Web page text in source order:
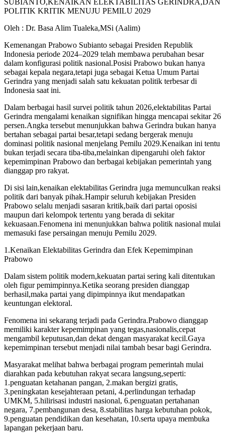
SUBIANTO,KENAIKAN ELEKTABILITAS GERINDRA,DAN
POLITIK KRITIK MENUJU PEMILU 2029
Oleh : Dr. Basa Alim Tualeka,MSi (Aalim)
Kemenangan Prabowo Subianto sebagai Presiden Republik
Indonesia periode 2024–2029 telah membawa perubahan besar
dalam konfigurasi politik nasional.Posisi Prabowo bukan hanya
sebagai kepala negara,tetapi juga sebagai Ketua Umum Partai
Gerindra yang menjadi salah satu kekuatan politik terbesar di
Indonesia saat ini.
Dalam berbagai hasil survei politik tahun 2026,elektabilitas Partai
Gerindra mengalami kenaikan signifikan hingga mencapai sekitar 26
persen.Angka tersebut menunjukkan bahwa Gerindra bukan hanya
bertahan sebagai partai besar,tetapi sedang bergerak menuju
dominasi politik nasional menjelang Pemilu 2029.Kenaikan ini tentu
bukan terjadi secara tiba-tiba,melainkan dipengaruhi oleh faktor
kepemimpinan Prabowo dan berbagai kebijakan pemerintah yang
dianggap pro rakyat.
Di sisi lain,kenaikan elektabilitas Gerindra juga memunculkan reaksi
politik dari banyak pihak.Hampir seluruh kebijakan Presiden
Prabowo selalu menjadi sasaran kritik,baik dari partai oposisi
maupun dari kelompok tertentu yang berada di sekitar
kekuasaan.Fenomena ini menunjukkan bahwa politik nasional mulai
memasuki fase persaingan menuju Pemilu 2029.
1.Kenaikan Elektabilitas Gerindra dan Efek Kepemimpinan
Prabowo
Dalam sistem politik modern,kekuatan partai sering kali ditentukan
oleh figur pemimpinnya.Ketika seorang presiden dianggap
berhasil,maka partai yang dipimpinnya ikut mendapatkan
keuntungan elektoral.
Fenomena ini sekarang terjadi pada Gerindra.Prabowo dianggap
memiliki karakter kepemimpinan yang tegas,nasionalis,cepat
mengambil keputusan,dan dekat dengan masyarakat kecil.Gaya
kepemimpinan tersebut menjadi nilai tambah besar bagi Gerindra.
Masyarakat melihat bahwa berbagai program pemerintah mulai
diarahkan pada kebutuhan rakyat secara langsung,seperti:
1.penguatan ketahanan pangan, 2.makan bergizi gratis,
3.peningkatan kesejahteraan petani, 4.perlindungan terhadap
UMKM, 5.hilirisasi industri nasional, 6.penguatan pertahanan
negara, 7.pembangunan desa, 8.stabilitas harga kebutuhan pokok,
9.penguatan pendidikan dan kesehatan, 10.serta upaya membuka
lapangan pekerjaan baru.